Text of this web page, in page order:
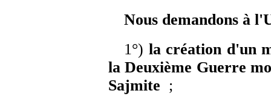
Nous demandons à
1°) la création d'un
la Deuxième Guerre
Sajmite ;